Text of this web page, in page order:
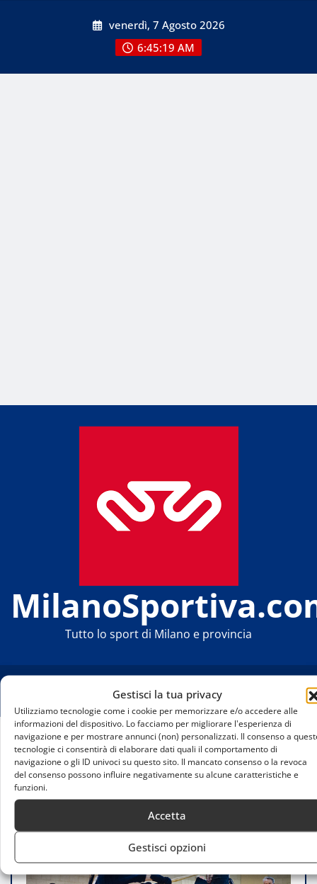
Gestisci la tua privacy
Utilizziamo tecnologie come i cookie per memorizzare e/o accedere alle
informazioni del dispositivo. Lo facciamo per migliorare l'esperienza di
navigazione e per mostrare annunci (non) personalizzati. Il consenso a
tecnologie ci consentirà di elaborare dati quali il comportamento di
navigazione o gli ID univoci su questo sito. Il mancato consenso o la revoca
del consenso possono influire negativamente su alcune caratteristiche e
funzioni.
Accetta
Gestisci opzioni
venerdì, 7 Agosto 2026
6:45:20 AM
Tutto lo sport di Milano e provincia
Home
Sport Acrobatici A Milano: Capoeira E Kendo Per
Principianti